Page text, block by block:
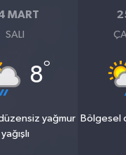
MART
SALI
8°
yağmur
yağışlı
Bölgesel